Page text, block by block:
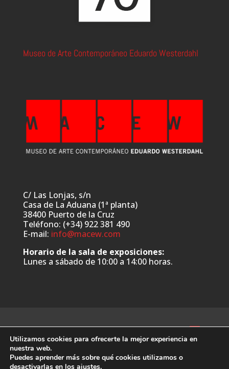
Museo de Arte Contemporáneo Eduardo Westerdahl
C/ Las Lonjas, s/n
Casa de La Aduana (1ª planta)
38400 Puerto de la Cruz
Teléfono: (+34) 922 381 490
E-mail: info@macew.com
Horario de la sala de exposiciones:
Lunes a sábado de 10:00 a 14:00 horas.
Web desarrollada por:www.ymanera.com
Utilizamos cookies para ofrecerte la mejor experiencia en
nuestra web.
Puedes aprender más sobre qué cookies utilizamos o
desactivarlas en los ajustes.